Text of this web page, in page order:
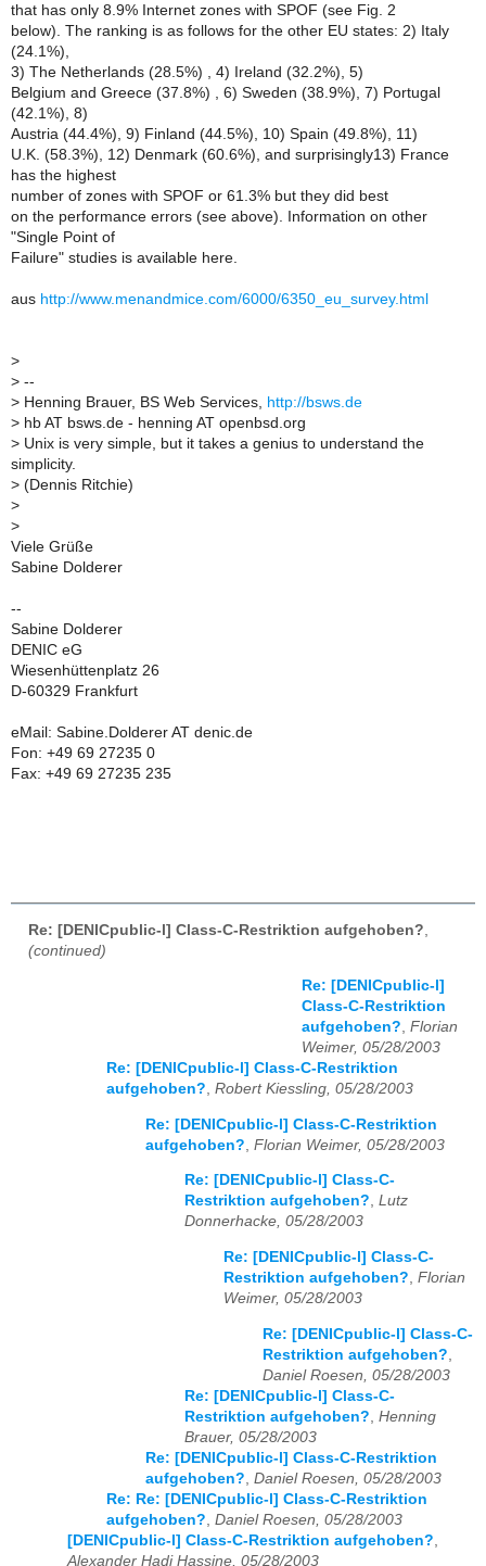
that has only 8.9% Internet zones with SPOF (see Fig. 2
below). The ranking is as follows for the other EU states: 2) Italy
(24.1%),
3) The Netherlands (28.5%) , 4) Ireland (32.2%), 5)
Belgium and Greece (37.8%) , 6) Sweden (38.9%), 7) Portugal
(42.1%), 8)
Austria (44.4%), 9) Finland (44.5%), 10) Spain (49.8%), 11)
U.K. (58.3%), 12) Denmark (60.6%), and surprisingly13) France
has the highest
number of zones with SPOF or 61.3% but they did best
on the performance errors (see above). Information on other
"Single Point of
Failure" studies is available here.
aus http://www.menandmice.com/6000/6350_eu_survey.html
>
> --
> Henning Brauer, BS Web Services, http://bsws.de
> hb AT bsws.de - henning AT openbsd.org
> Unix is very simple, but it takes a genius to understand the
simplicity.
> (Dennis Ritchie)
>
>
Viele Grüße
Sabine Dolderer
--
Sabine Dolderer
DENIC eG
Wiesenhüttenplatz 26
D-60329 Frankfurt
eMail: Sabine.Dolderer AT denic.de
Fon: +49 69 27235 0
Fax: +49 69 27235 235
Re: [DENICpublic-l] Class-C-Restriktion aufgehoben?
(continued)
Re: [DENICpublic-l]
Class-C-Restriktion
aufgehoben?, Florian
Weimer, 05/28/2003
Re: [DENICpublic-l] Class-C-Restriktion
aufgehoben?, Robert Kiessling, 05/28/2003
Re: [DENICpublic-l] Class-C-Restriktion
aufgehoben? Florian Weimer, 05/28/2003
Re: [DENICpublic-l] Class-C-
Restriktion aufgehoben?, Lutz
Donnerhacke, 05/28/2003
Re: [DENICpublic-l] Class-C-
Restriktion aufgehoben? Florian
Weimer, 05/28/2003
Re: [DENICpublic-l] Class-C-
Restriktion aufgehoben?
Daniel Roesen, 05/28/2003
Re: [DENICpublic-l] Class-C-
Restriktion aufgehoben? Henning
Brauer, 05/28/2003
Re: [DENICpublic-l] Class-C-Restriktion
aufgehoben? Daniel Roesen, 05/28/2003
Re: Re: [DENICpublic-l] Class-C-Restriktion
aufgehoben? Daniel Roesen, 05/28/2003
[DENICpublic-l] Class-C-Restriktion aufgehoben?
Alexander Hadj Hassine, 05/28/2003